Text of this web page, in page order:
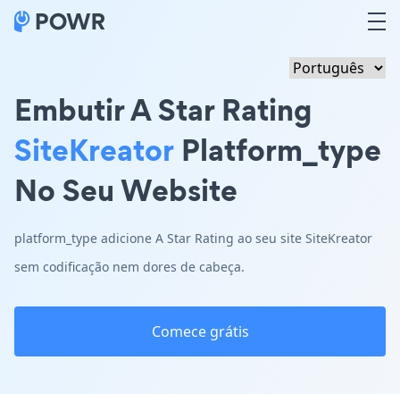
Embutir A Star Rating
SiteKreator Platform_type
No Seu Website
platform_type adicione A Star Rating ao seu site SiteKreator
sem codificação nem dores de cabeça.
Comece grátis